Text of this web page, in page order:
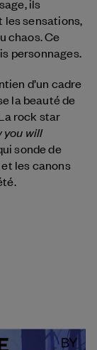
ils
les sensations,
chaos. Ce
personnages.
d’un cadre
la beauté de
rock star
you will
sonde de
les canons